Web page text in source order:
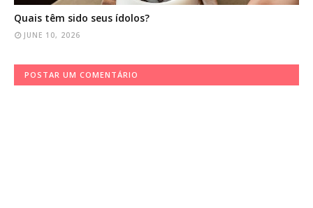
Quais têm sido seus ídolos?
JUNE 10, 2026
POSTAR UM COMENTÁRIO